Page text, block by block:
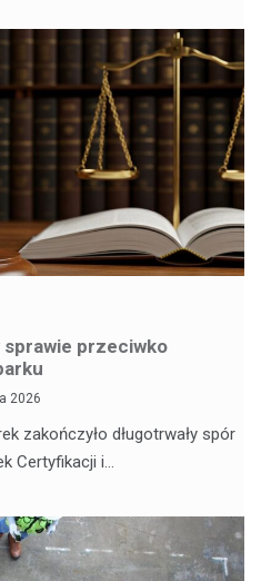
przeciwko
2026
zakończyło długotrwały spór
Certyfikacji i…